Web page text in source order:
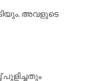
അവളുടെ
പുളിച്ചതും